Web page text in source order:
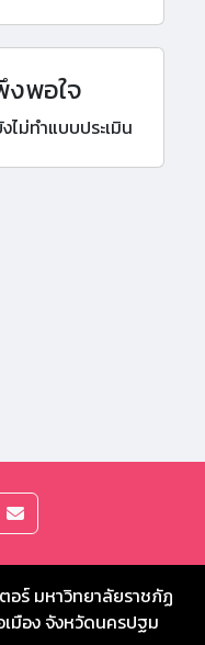
งพอใจ
ม่ทำแบบประเมิน
อร์ มหาวิทยาลัยราชภัฏ
มือง จังหวัดนครปฐม